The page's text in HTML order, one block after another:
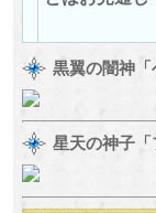
黒翼の闇神「
星天の神子「